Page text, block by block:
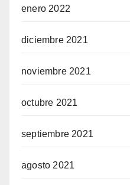
enero 2022
diciembre 2021
noviembre 2021
octubre 2021
septiembre 2021
agosto 2021